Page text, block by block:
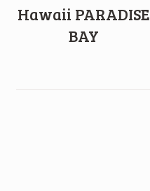
Hawaii PARADISE
BAY